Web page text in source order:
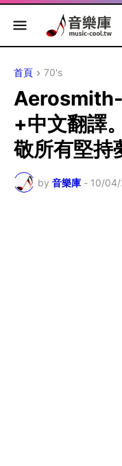
首頁 70's
+中文翻譯
敬所有堅持
by 音樂庫 - 10/04/